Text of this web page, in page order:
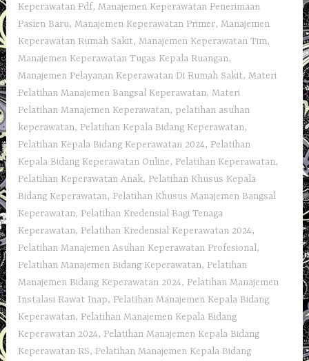
Keperawatan Pdf,Manajemen Keperawatan Penerimaan
Pasien Baru,Manajemen Keperawatan Primer,Manajemen
Keperawatan Rumah Sakit,Manajemen Keperawatan Tim,
Manajemen Keperawatan Tugas Kepala Ruangan,
Manajemen Pelayanan Keperawatan Di Rumah Sakit,Materi
Pelatihan Manajemen Bangsal Keperawatan,Materi
Pelatihan Manajemen Keperawatan, pelatihan asuhan
keperawatan, Pelatihan Kepala Bidang Keperawatan,
Pelatihan Kepala Bidang Keperawatan 2024, Pelatihan
Kepala Bidang Keperawatan Online, Pelatihan Keperawatan,
Pelatihan Keperawatan Anak, Pelatihan Khusus Kepala
Bidang Keperawatan, Pelatihan Khusus Manajemen Bangsal
Keperawatan, Pelatihan Kredensial Bagi Tenaga
Keperawatan, Pelatihan Kredensial Keperawatan 2024,
Pelatihan Manajemen Asuhan Keperawatan Profesional,
Pelatihan Manajemen Bidang Keperawatan, Pelatihan
Manajemen Bidang Keperawatan 2024, Pelatihan Manajemen
Instalasi Rawat Inap, Pelatihan Manajemen Kepala Bidang
Keperawatan, Pelatihan Manajemen Kepala Bidang
Keperawatan 2024, Pelatihan Manajemen Kepala Bidang
Keperawatan RS, Pelatihan Manajemen Kepala Bidang